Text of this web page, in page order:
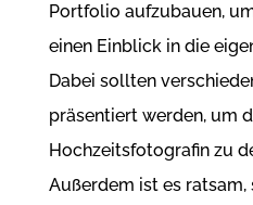
Portfolio aufzubauen,
einen Einblick in die
Dabei sollten
präsentiert werden, um
Hochzeitsfotografin zu
Außerdem ist es ratsam,